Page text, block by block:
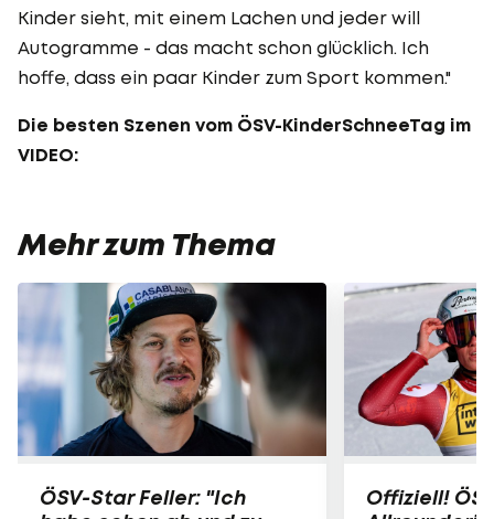
Kinder sieht, mit einem Lachen und jeder will
Autogramme - das macht schon glücklich. Ich
hoffe, dass ein paar Kinder zum Sport kommen."
Die besten Szenen vom ÖSV-KinderSchneeTag im
VIDEO:
Mehr zum Thema
ÖSV-Star Feller: "Ich
Offiziell!